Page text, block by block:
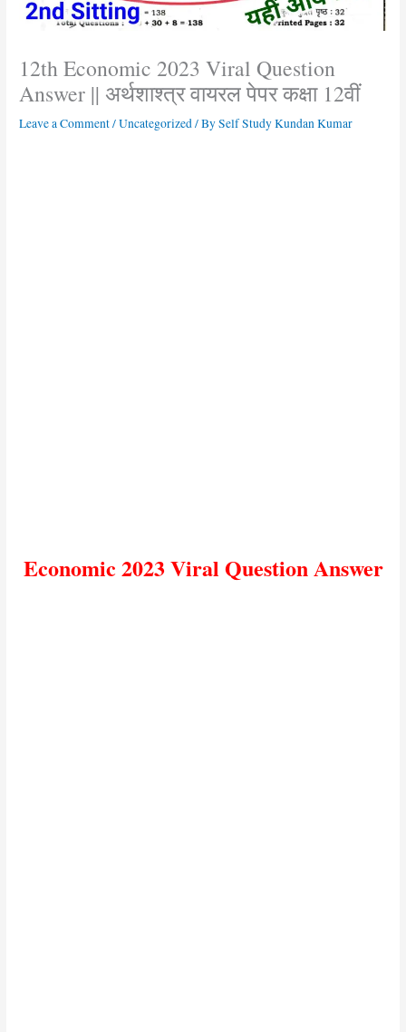
12th Economic 2023 Viral Question
Answer || अर्थशाश्त्र वायरल पेपर कक्षा 12वीं
Leave a Comment/Uncategorized/ BySelf Study Kundan Kumar
Economic 2023 Viral Question Answer